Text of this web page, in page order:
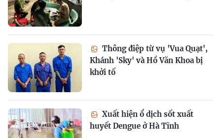
Thông điệp từ vụ 'Vua Quạt',
Khánh 'Sky' và Hồ Văn Khoa bị
khởi tố
Xuất hiện ổ dịch sốt xuất
huyết Dengue ở Hà Tĩnh